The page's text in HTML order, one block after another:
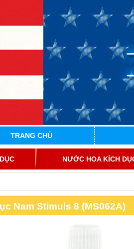
TRANG CHỦ
NƯỚC HOA KÍCH
Nam Stimuls 8 (MS062A)